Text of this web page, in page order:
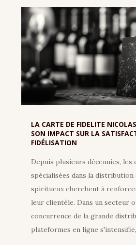
LA CARTE DE FIDELITE
SON IMPACT SUR LA
FIDÉLISATION
Depuis plusieurs décennies, les
spécialisées dans la distribution
spiritueux cherchent à
leur clientèle. Dans un secteur
concurrence de la grande
plateformes en ligne